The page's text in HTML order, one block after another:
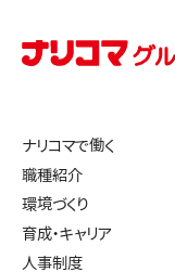
ナリコマで働く
職種紹介
環境づくり
育成・キャリア
人事制度